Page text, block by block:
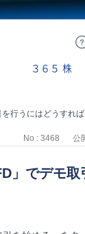
３６５ 株
行うにはどうすれ
No : 3468 公
」でデモ